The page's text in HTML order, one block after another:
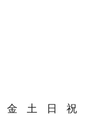
金 土 日
祝